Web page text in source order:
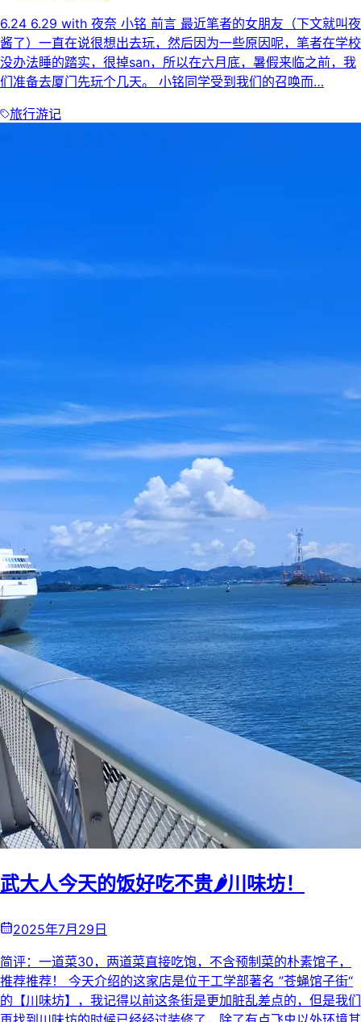
6.24 6.29 with 夜奈 小铭 前言 最近笔者的女朋友（下文就叫夜
酱了）一直在说很想出去玩，然后因为一些原因呢，笔者在学校
没办法睡的踏实，很掉san，所以在六月底，暑假来临之前，我
们准备去厦门先玩个几天。 小铭同学受到我们的召唤而…
旅行游记
武大人今天的饭好吃不贵🌶️川味坊！
2025年7月29日
简评：一道菜30，两道菜直接吃饱，不含预制菜的朴素馆子，
推荐推荐！ 今天介绍的这家店是位于工学部著名 ”苍蝇馆子街“
的【川味坊】，我记得以前这条街是更加脏乱差点的，但是我们